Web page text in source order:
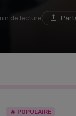
de lecture
🔥 POPULAIRE